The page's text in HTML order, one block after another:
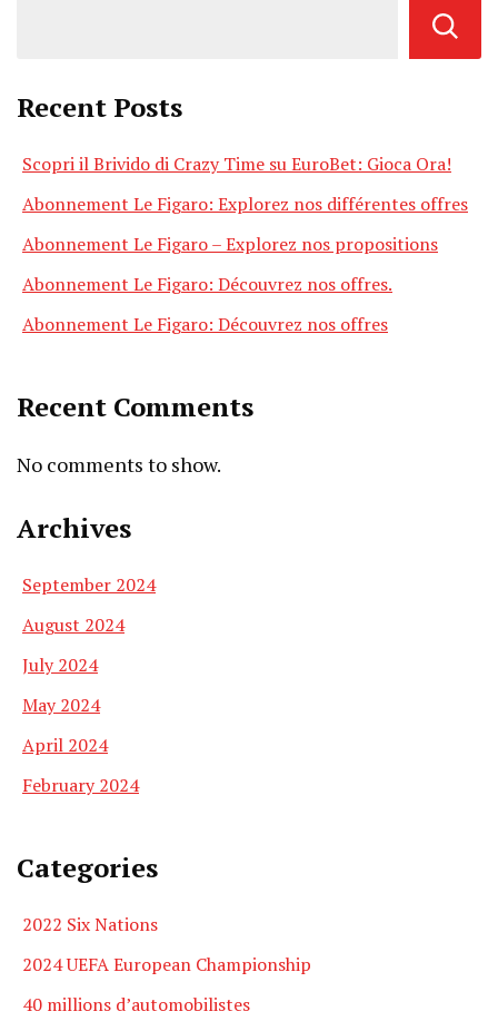
Recent Posts
Scopri il Brivido di Crazy Time su EuroBet: Gioca Ora!
Abonnement Le Figaro: Explorez nos différentes offres
Abonnement Le Figaro – Explorez nos propositions
Abonnement Le Figaro: Découvrez nos offres.
Abonnement Le Figaro: Découvrez nos offres
Recent Comments
No comments to show.
Archives
September 2024
August 2024
July 2024
May 2024
April 2024
February 2024
Categories
2022 Six Nations
2024 UEFA European Championship
40 millions d’automobilistes